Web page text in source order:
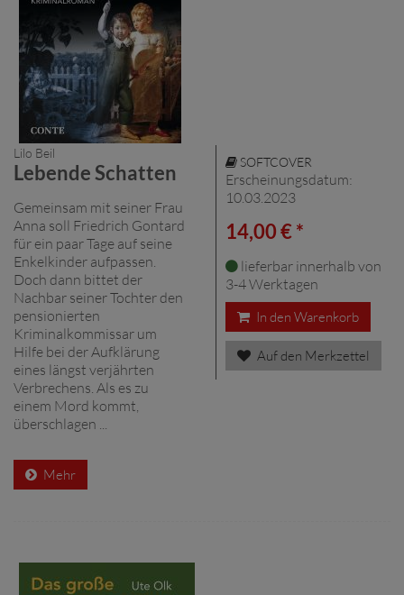
Lilo Beil
Lebende Schatten
Gemeinsam mit seiner Frau
Anna soll Friedrich Gontard
für ein paar Tage auf seine
Enkelkinder aufpassen.
Doch dann bittet der
Nachbar seiner Tochter den
pensionierten
Kriminalkommissar um
Hilfe bei der Aufklärung
eines längst verjährten
Verbrechens. Als es zu
einem Mord kommt,
überschlagen ...
Mehr
SOFTCOVER
Erscheinungsdatum:
10.03.2023
14,00 € *
lieferbar innerhalb von
3-4 Werktagen
In den Warenkorb
Auf den Merkzettel